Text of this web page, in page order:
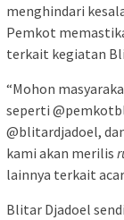
menghindari
Pemkot
terkait kegiatan
“Mohon
seperti
@blitardjadoel,
kami akan merilis
lainnya terkait
Blitar Djadoel